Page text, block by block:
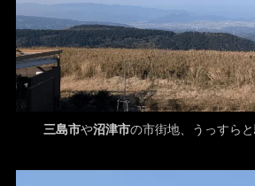
三島市や沼津市の市街地、うっすら